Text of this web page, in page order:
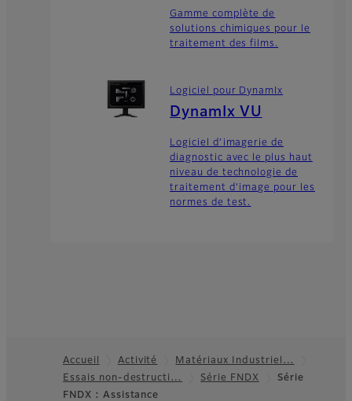
Gamme complète de
solutions chimiques pour le
traitement des films.
Logiciel pour DynamIx
DynamIx VU
Logiciel d’imagerie de
diagnostic avec le plus haut
niveau de technologie de
traitement d’image pour les
normes de test.
Footer
Accueil Activité
Matériaux Industriel…
Essais non-destructi…
Série FNDX
Série
FNDX : Assistance